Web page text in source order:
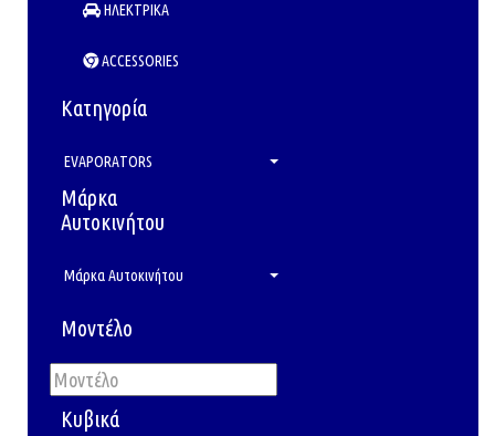
ΗΛΕΚΤΡΙΚΑ
ACCESSORIES
Κατηγορία
EVAPORATORS
Μάρκα
Αυτοκινήτου
Μάρκα Αυτοκινήτου
Μοντέλο
Κυβικά